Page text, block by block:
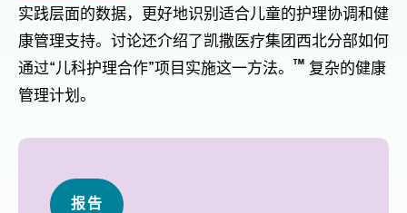
实践层面的数据，更好地识别适合儿童的护理协调和健
康管理支持。讨论还介绍了凯撒医疗集团西北分部如何
通过“儿科护理合作”项目实施这一方法。
™ 复杂的健康
管理计划。
报告